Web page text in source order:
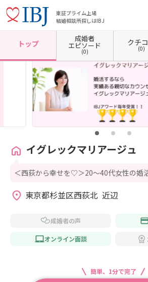
東証プライム上場
結婚相談所探しはIBJ
ホーム 東京都の結婚相談所 東京都杉並区 イグレッ
トップ
成婚者
エピソード
(0)
クチ
(0)
イグレックマリアージュ
＜西荻から幸せを♡＞20〜40代女性の婚
東京都杉並区西荻北  近辺
成婚者の声
オンライン面談
簡単、1分で完了